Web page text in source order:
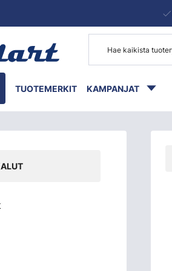
TUOTEMERKIT KAMPANJAT